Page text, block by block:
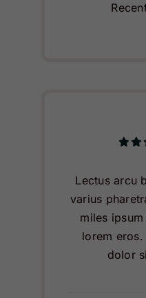
Lectus arcu
varius
miles
lorem
dolor